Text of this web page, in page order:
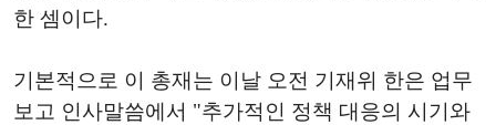
한 셈이다.
기본적으로 이 총재는 이날 오전 기재위 한은 업무
보고 인사말씀에서 "추가적인 정책 대응의 시기와